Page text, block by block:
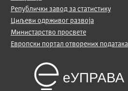
Републички завод за статистику
Циљеви одрживог развоја
Министарство просвете
Европски портал отворених података